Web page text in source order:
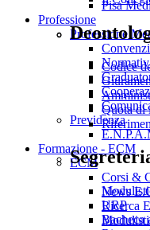
Codice
Quota di
URP
Bacheca
Pisa
Professione
Professione
Previdenza
Formazione - ECM
ECM
Corsi &
News
Ricerca